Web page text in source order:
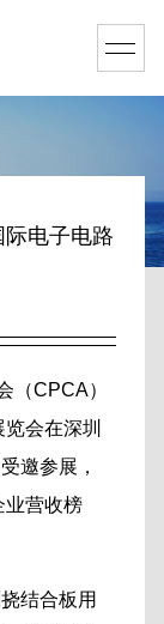
电子电路
（CPCA）
会在深圳
邀参展，
业营收榜
结合板用